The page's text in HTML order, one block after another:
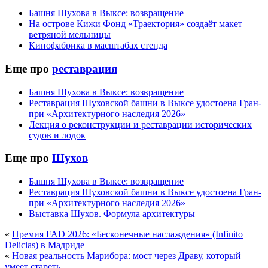
Башня Шухова в Выксе: возвращение
На острове Кижи Фонд «Траектория» создаёт макет
ветряной мельницы
Кинофабрика в масштабах стенда
Еще про реставрация
Башня Шухова в Выксе: возвращение
Реставрация Шуховской башни в Выксе удостоена Гран-
при «Архитектурного наследия 2026»
Лекция о реконструкции и реставрации исторических
судов и лодок
Еще про Шухов
Башня Шухова в Выксе: возвращение
Реставрация Шуховской башни в Выксе удостоена Гран-
при «Архитектурного наследия 2026»
Выставка Шухов. Формула архитектуры
« Премия FAD 2026: «Бесконечные наслаждения» (Infinito
Delicias) в Мадриде
« Новая реальность Марибора: мост через Драву, который